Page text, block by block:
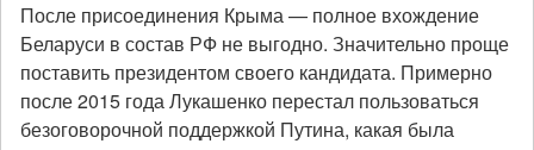
После присоединения Крыма — полное вхождение
Беларуси в состав РФ не выгодно. Значительно проще
поставить президентом своего кандидата. Примерно
после 2015 года Лукашенко перестал пользоваться
безоговорочной поддержкой Путина, какая была